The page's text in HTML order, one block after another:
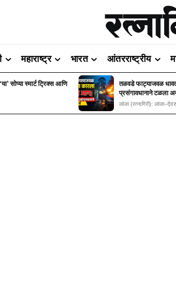
महाराष्ट्र भारत आंतरराष्ट्रीय
सोप्या स्मार्ट ट्रिक्स आणि
तळवडे फाट्याजवळ
प्रसंगावधानाने टळला
लांजा (रत्नागिरी):